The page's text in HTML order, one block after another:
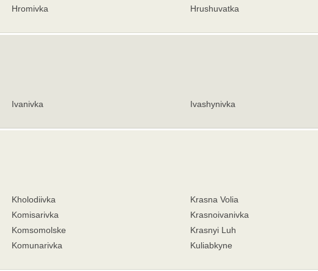
Hromivka Hrushuvatka
Ivanivka Ivashynivka
Kholodiivka
Komisarivka
Komsomolske
Komunarivka
Krasna Volia
Krasnoivanivka
Krasnyi Luh
Kuliabkyne